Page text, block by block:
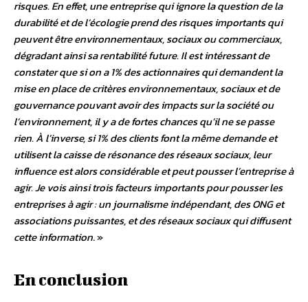
risques. En effet, une entreprise qui ignore la question de la
durabilité et de l’écologie prend des risques importants qui
peuvent être environnementaux, sociaux ou commerciaux,
dégradant ainsi sa rentabilité future. Il est intéressant de
constater que si on a 1% des actionnaires qui demandent la
mise en place de critères environnementaux, sociaux et de
gouvernance pouvant avoir des impacts sur la société ou
l’environnement, il y a de fortes chances qu’il ne se passe
rien. À l’inverse, si 1% des clients font la même demande et
utilisent la caisse de résonance des réseaux sociaux, leur
influence est alors considérable et peut pousser l’entreprise à
agir. Je vois ainsi trois facteurs importants pour pousser les
entreprises à agir : un journalisme indépendant, des ONG et
associations puissantes, et des réseaux sociaux qui diffusent
cette information. »
En conclusion